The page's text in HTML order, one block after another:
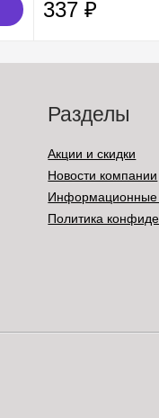
337 ₽
Разделы
Акции и скидки
Новости компании
Информационные
Политика